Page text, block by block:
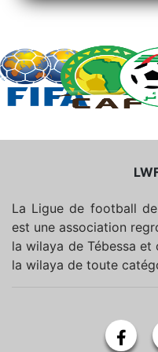
La Ligue de football
est une association
la wilaya de Tébessa
la wilaya de toute